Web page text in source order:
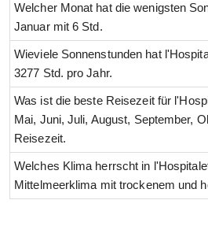
Welcher Monat hat die wenigsten
Januar mit 6 Std.
Wieviele Sonnenstunden hat
3277 Std. pro Jahr.
Was ist die beste Reisezeit für
Mai, Juni, Juli, August, September,
Reisezeit.
Welches Klima herrscht in
Mittelmeerklima mit trockenem und